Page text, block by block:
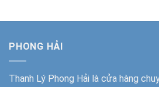
PHONG HẢI
Thanh Lý Phong Hải là cửa hàng